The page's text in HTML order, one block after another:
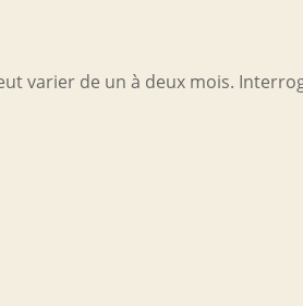
varier de un à deux mois.